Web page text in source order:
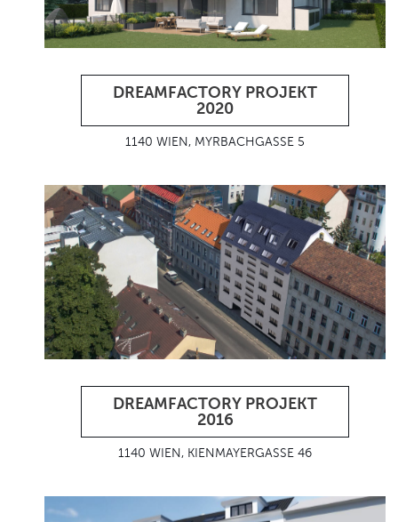
DREAMFACTORY PROJEKT
2020
1140 WIEN, MYRBACHGASSE 5
DREAMFACTORY PROJEKT
2016
1140 WIEN, KIENMAYERGASSE 46